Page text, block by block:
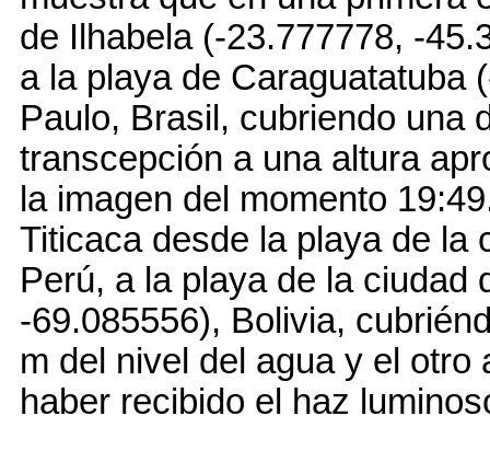
de Ilhabela (-23.777778, -
a la playa de Caraguatatuba
Paulo, Brasil, cubriendo una
transcepción a una altura
la imagen del momento
Titicaca desde la playa de la
Perú, a la playa de la ciudad
-69.085556), Bolivia,
m del nivel del agua y el
haber recibido el haz